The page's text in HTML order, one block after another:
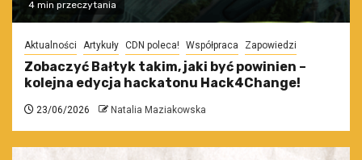
4 min przeczytania
Aktualności Artykuły CDN poleca! Współpraca Zapowiedzi
Zobaczyć Bałtyk takim, jaki być powinien –
kolejna edycja hackatonu Hack4Change!
23/06/2026 Natalia Maziakowska